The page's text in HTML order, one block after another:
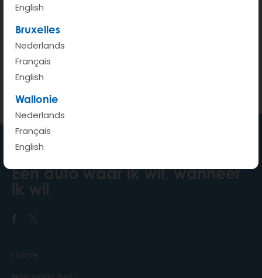
English
Bruxelles
Nederlands
Français
English
Wallonie
Nederlands
Français
English
Bekijken op Google Maps
Een auto waar ik wil, wanneer
ik wil
Home